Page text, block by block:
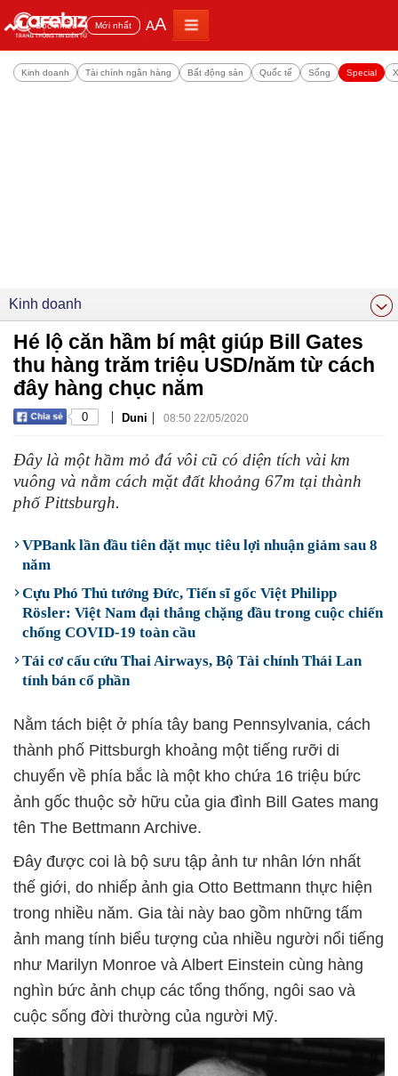
Đọc nhiều Mới nhất AA
Kinh doanh Tài chính ngân hàng Bất động sản Quốc tế Sống Special
Kinh doanh
Hé lộ căn hầm bí mật giúp Bill Gates
thu hàng trăm triệu USD/năm từ cách
đây hàng chục năm
0 | Duni | 08:50 22/05/2020
Đây là một hầm mỏ đá vôi cũ có diện tích vài km
vuông và nằm cách mặt đất khoảng 67m tại thành
phố Pittsburgh.
VPBank lần đầu tiên đặt mục tiêu lợi nhuận giảm sau 8
năm
Cựu Phó Thủ tướng Đức, Tiến sĩ gốc Việt Philipp
Rösler: Việt Nam đại thắng chặng đầu trong cuộc chiến
chống COVID-19 toàn cầu
Tái cơ cấu cứu Thai Airways, Bộ Tài chính Thái Lan
tính bán cổ phần
Nằm tách biệt ở phía tây bang Pennsylvania, cách
thành phố Pittsburgh khoảng một tiếng rưỡi di
chuyển về phía bắc là một kho chứa 16 triệu bức
ảnh gốc thuộc sở hữu của gia đình Bill Gates mang
tên The Bettmann Archive.
Đây được coi là bộ sưu tập ảnh tư nhân lớn nhất
thế giới, do nhiếp ảnh gia Otto Bettmann thực hiện
trong nhiều năm. Gia tài này bao gồm những tấm
ảnh mang tính biểu tượng của nhiều người nổi tiếng
như Marilyn Monroe và Albert Einstein cùng hàng
nghìn bức ảnh chụp các tổng thống, ngôi sao và
cuộc sống đời thường của người Mỹ.